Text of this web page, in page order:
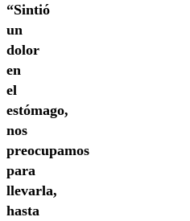
“Sintió
un
dolor
en
el
estómago,
nos
preocupamos
para
llevarla,
hasta